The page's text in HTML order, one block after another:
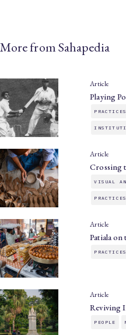
More from Sahapedia
Article
Playing
Article
Crossing
VISUAL
Article
Patiala on
Article
Reviving
PEOPLE